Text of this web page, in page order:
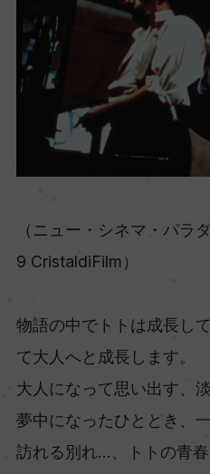
（ニュー・シネマ・パラ
9 CristaldiFilm）
物語の中でトトは成長し
て大人へと成長します。
大人になって思い出す、
夢中になったひととき、
訪れる別れ…、トトの青